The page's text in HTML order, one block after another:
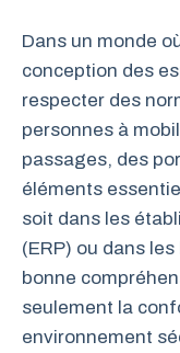
Dans un monde
conception des
respecter des
personnes à
passages, des
éléments
soit dans les
(ERP) ou dans
bonne
seulement la
environnement